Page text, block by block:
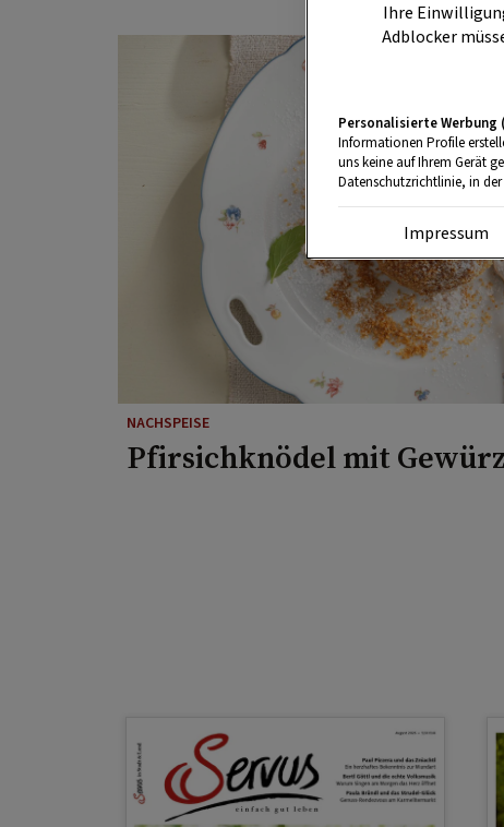
NACHSPEISE
Pfirsichknödel mit
Ihre
Adblocker
Personalisierte Werbung
Informationen Profile
uns keine auf Ihrem Gerät
Datenschutzrichtlinie, in der
Impressum